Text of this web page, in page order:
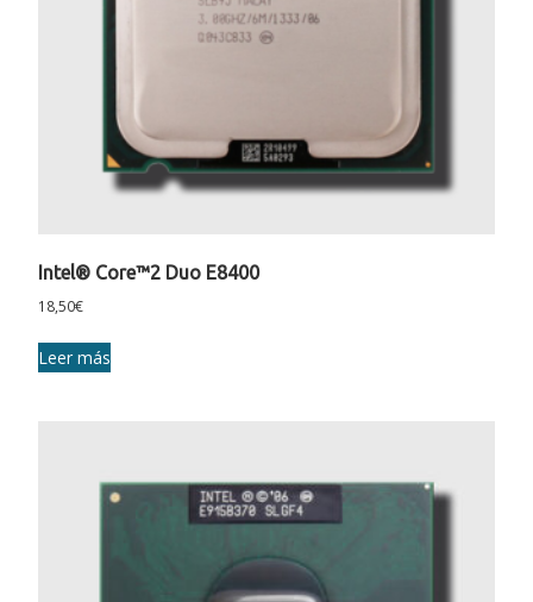
Intel® Core™2 Duo E8400
18,50€
Leer más